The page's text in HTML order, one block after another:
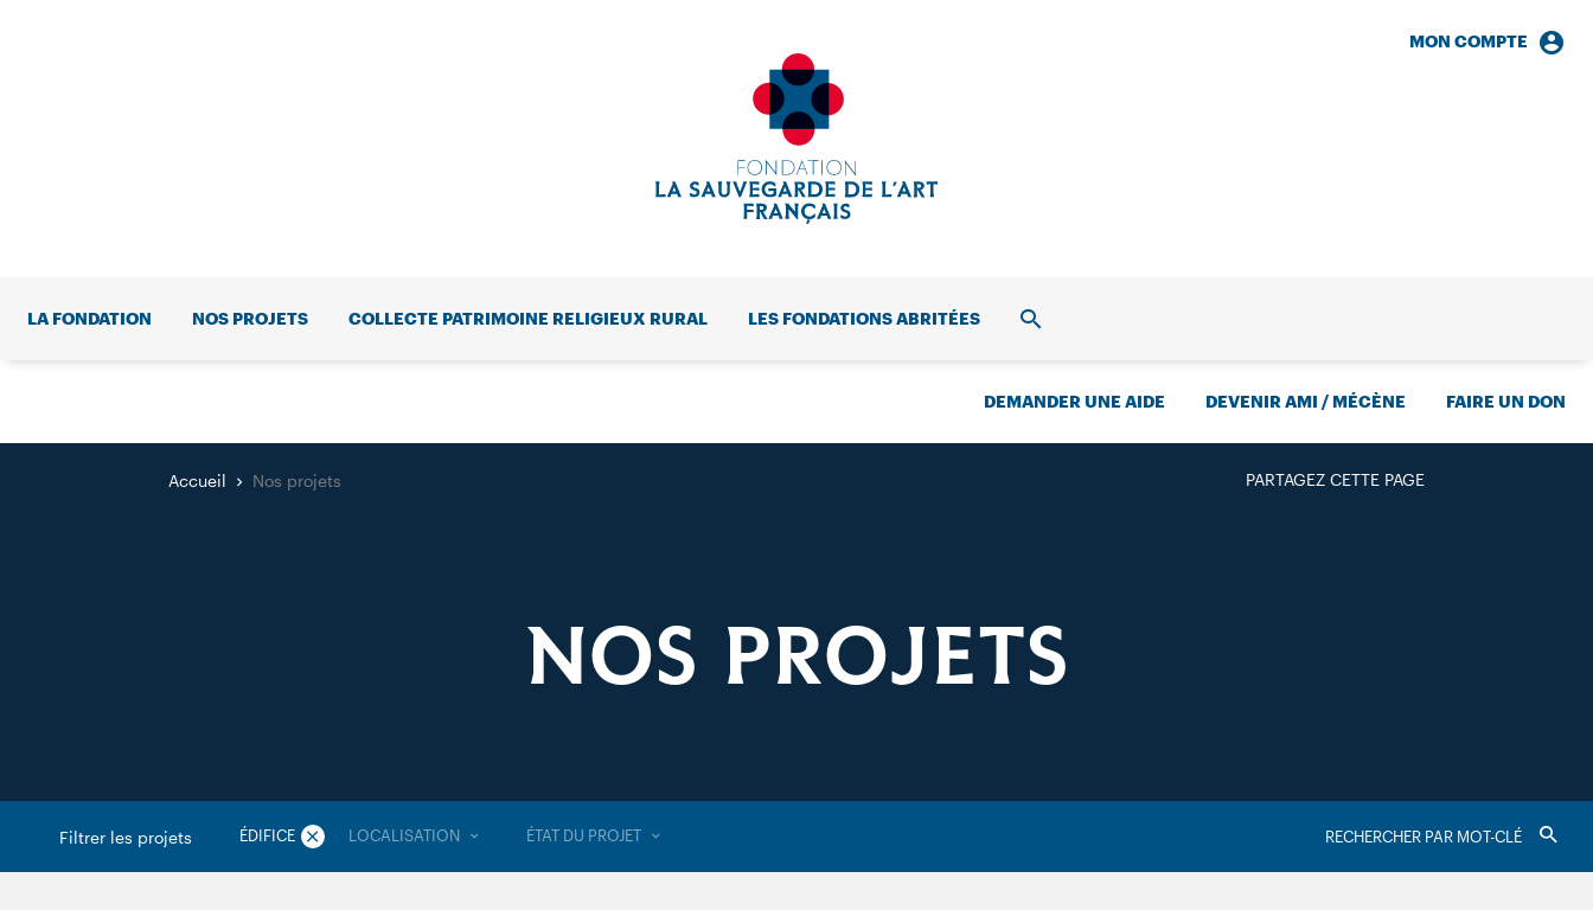
MON COMPTE
LA FONDATION NOS PROJETS COLLECTE PATRIMOINE RELIGIEUX RURAL LES FONDATIONS ABRITÉES RECHERCHE
DEMANDER UNE AIDE DEVENIR AMI / MÉCÈNE FAIRE UN DON
PARTAGEZ CETTE PAGE
Accueil Nos projets
NOS PROJETS
Filtrer les projets
Valider
ÉDIFICE LOCALISATION ÉTAT DU PROJET